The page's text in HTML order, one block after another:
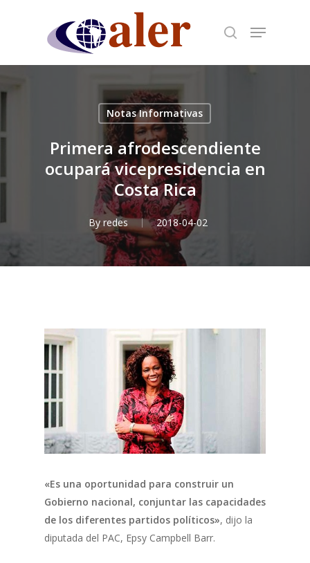
content
Notas Informativas
Primera afrodescendiente
ocupará vicepresidencia en
Costa Rica
By redes 2018-04-02
«Es una oportunidad para construir un
Gobierno nacional, conjuntar las capacidades
de los diferentes partidos políticos», dijo la
diputada del PAC, Epsy Campbell Barr.